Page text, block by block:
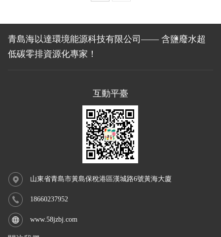
青島海以達環境能源科技有限公司—— 含鹽廢水超
低碳零排資源化專家！
互動平臺
山東省青島市黃島保稅港區漢城路6號黃海大廈
18660237952
www.58jzbj.com